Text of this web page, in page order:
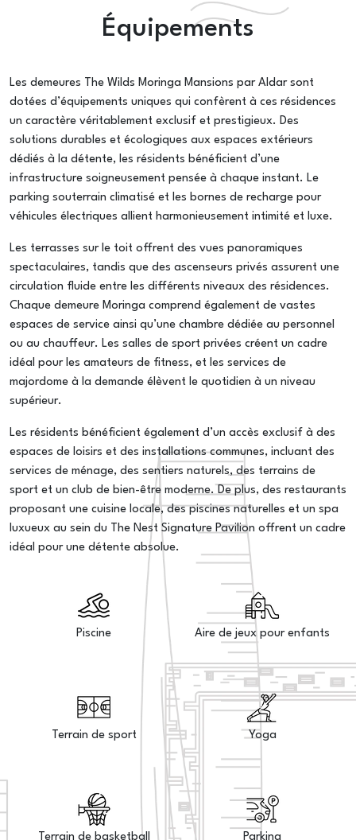
Équipements
Les demeures The Wilds Moringa Mansions par Aldar sont
dotées d’équipements uniques qui confèrent à ces résidences
un caractère véritablement exclusif et prestigieux. Des
solutions durables et écologiques aux espaces extérieurs
dédiés à la détente, les résidents bénéficient d’une
infrastructure soigneusement pensée à chaque instant. Le
parking souterrain climatisé et les bornes de recharge pour
véhicules électriques allient harmonieusement intimité et luxe.
Les terrasses sur le toit offrent des vues panoramiques
spectaculaires, tandis que des ascenseurs privés assurent une
circulation fluide entre les différents niveaux des résidences.
Chaque demeure Moringa comprend également de vastes
espaces de service ainsi qu’une chambre dédiée au personnel
ou au chauffeur. Les salles de sport privées créent un cadre
idéal pour les amateurs de fitness, et les services de
majordome à la demande élèvent le quotidien à un niveau
supérieur.
Les résidents bénéficient également d’un accès exclusif à des
espaces de loisirs et des installations communes, incluant des
services de ménage, des sentiers naturels, des terrains de
sport et un club de bien-être moderne. De plus, des restaurants
proposant une cuisine locale, des piscines naturelles et un spa
luxueux au sein du The Nest Signature Pavilion offrent un cadre
idéal pour une détente absolue.
Piscine Aire de jeux pour enfants
Terrain de sport Yoga
Terrain de basketball Parking